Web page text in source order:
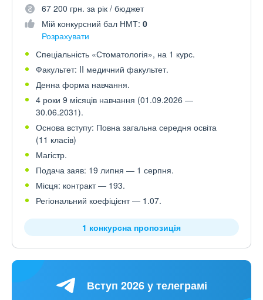
67 200 грн. за рік / бюджет
Мій конкурсний бал НМТ: 0
Розрахувати
Спеціальність «Стоматологія», на 1 курс.
Факультет: II медичний факультет.
Денна форма навчання.
4 роки 9 місяців навчання (01.09.2026 —
30.06.2031).
Основа вступу: Повна загальна середня освіта
(11 класів)
Магістр.
Подача заяв: 19 липня — 1 серпня.
Місця: контракт — 193.
Регіональний коефіцієнт — 1.07.
1 конкурсна пропозиція
Вступ 2026 у телеграмі